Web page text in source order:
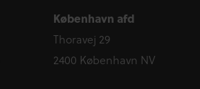
København afd
Thoravej 29
2400 København NV